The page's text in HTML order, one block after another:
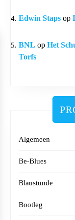
Edwin Staps op
BNL op Het
Torfs
Algemeen
Be-Blues
Blaustunde
Bootleg